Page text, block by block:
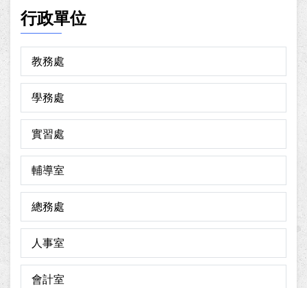
行政單位
教務處
學務處
實習處
輔導室
總務處
人事室
會計室